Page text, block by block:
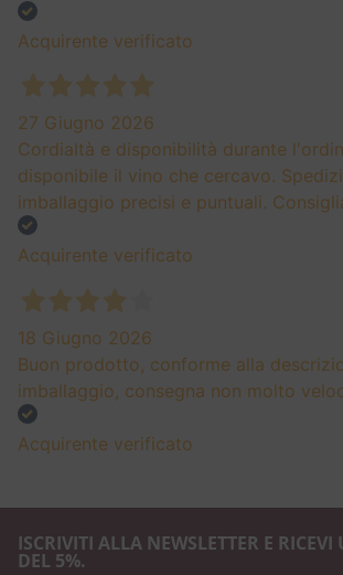
Acquirente verificato
27 Giugno 2026
Cordialtà e disponibilità durante
disponibile il vino che cercavo.
imballaggio precisi e puntuali.
Acquirente verificato
18 Giugno 2026
Buon prodotto, conforme alla
imballaggio, consegna non molto
Acquirente verificato
ISCRIVITI ALLA NEWSLETTER E
DEL 5%.